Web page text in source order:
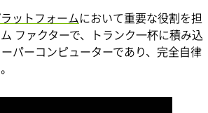
ットフォームにおいて重要な役割を担
ファクターで、トランク一杯に積み込
パーコンピューターであり、完全自律